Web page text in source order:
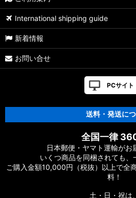
International shipping guide
新着情報
お問い合せ
PCサイト
送料・発送に
全国一律
日本郵便・ヤマト運輸がお
いくつ商品を同梱されても、
ご購入金額10,000円（税抜）以上で全
料！
土・日・祝は、